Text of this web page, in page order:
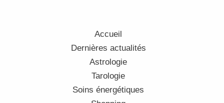
Accueil
Dernières actualités
Astrologie
Tarologie
Soins énergétiques